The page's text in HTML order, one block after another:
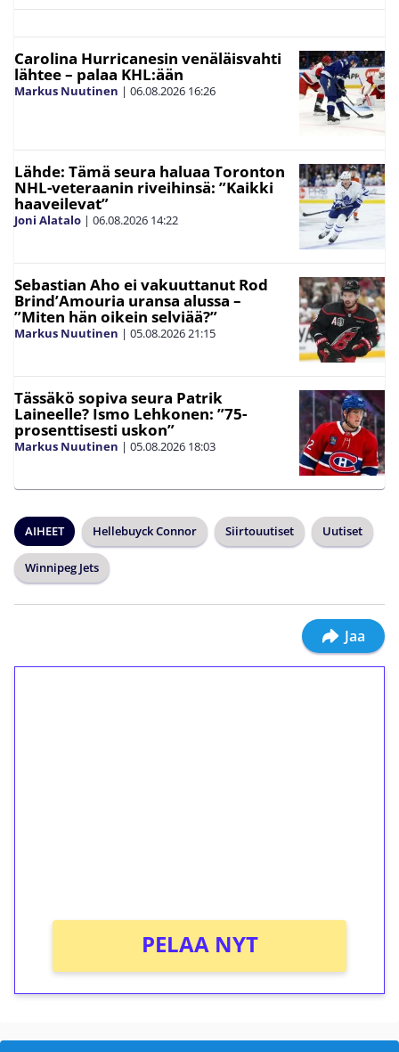
Carolina Hurricanesin venäläisvahti
lähtee – palaa KHL:ään
Markus Nuutinen | 06.08.2026 16:26
Lähde: Tämä seura haluaa Toronton
NHL-veteraanin riveihinsä: ”Kaikki
haaveilevat”
Joni Alatalo | 06.08.2026 14:22
Sebastian Aho ei vakuuttanut Rod
Brind’Amouria uransa alussa –
”Miten hän oikein selviää?”
Markus Nuutinen | 05.08.202621:15
Tässäkö sopiva seura Patrik
Laineelle? Ismo Lehkonen: ”75-
prosenttisesti uskon”
Markus Nuutinen | 05.08.2026 18:03
AIHEET Hellebuyck Connor Siirtouutiset Uutiset
Winnipeg Jets
Jaa
PELAA NYT